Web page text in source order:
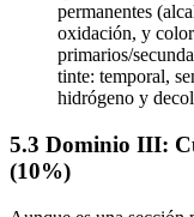
permanentes
oxidación, y
primarios/
tinte: temporal,
hidrógeno y
5.3 Dominio III:
(10%)